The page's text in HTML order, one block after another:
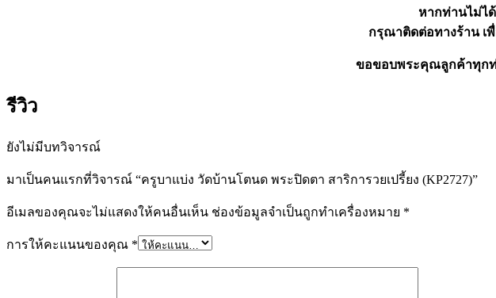
หากท่านไม่ไ
กรุณาติดต่อทางร้าน เ
ขอขอบพระคุณลูกค้าทุกท่
รีวิว
ยังไม่มีบทวิจารณ์
มาเป็นคนแรกที่วิจารณ์ “ครูบาแบ่ง วัดบ้านโตนด พระปิดตา สาริการวยเปรี้ยง (KP2727)”
อีเมลของคุณจะไม่แสดงให้คนอื่นเห็น ช่องข้อมูลจำเป็นถูกทำเครื่องหมาย *
การให้คะแนนของคุณ *